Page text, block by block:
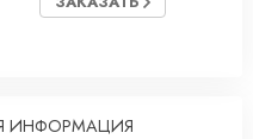
ИНФОРМАЦИЯ